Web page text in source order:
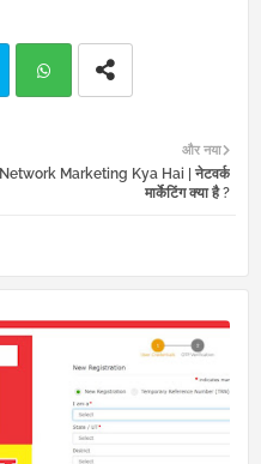
atsa
और नया
Network Marketing Kya Hai | नेटवर्क
मार्केटिंग क्या है ?